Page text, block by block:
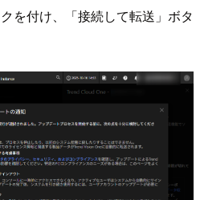
を付け、「接続して転送」ボタ